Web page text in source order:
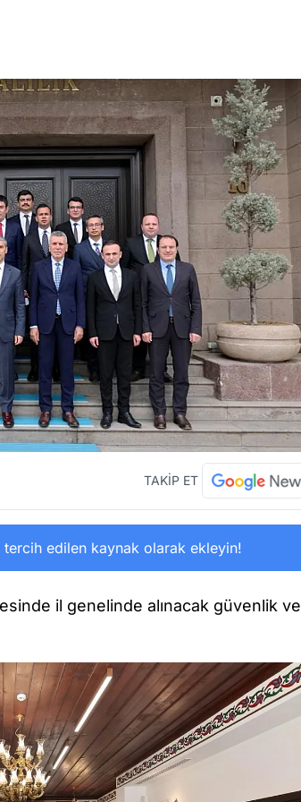
TAKİP ET
tercih edilen kaynak olarak ekleyin!
il genelinde alınacak güvenlik ve